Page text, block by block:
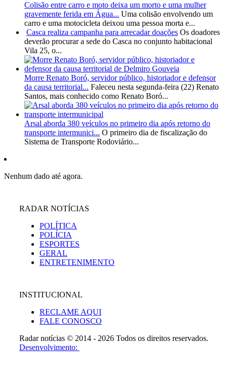
Colisão entre carro e moto deixa um morto e uma mulher
gravemente ferida em Água... Uma colisão envolvendo um
carro e uma motocicleta deixou uma pessoa morta e...
Casca realiza campanha para arrecadar doações Os doadores
deverão procurar a sede do Casca no conjunto habitacional
Vila 25, o...
Morre Renato Boró, servidor público, historiador e defensor
da causa territorial... Faleceu nesta segunda-feira (22) Renato
Santos, mais conhecido como Renato Boró...
Arsal aborda 380 veículos no primeiro dia após retorno do
transporte intermunici... O primeiro dia de fiscalização do
Sistema de Transporte Rodoviário...
Nenhum dado até agora.
RADAR NOTÍCIAS
POLÍTICA
POLÍCIA
ESPORTES
GERAL
ENTRETENIMENTO
INSTITUCIONAL
RECLAME AQUI
FALE CONOSCO
Radar notícias © 2014 - 2026 Todos os direitos reservados.
Desenvolvimento: